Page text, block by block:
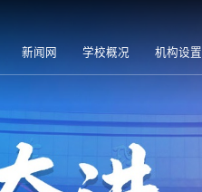
新闻网 学校概况 机构设置